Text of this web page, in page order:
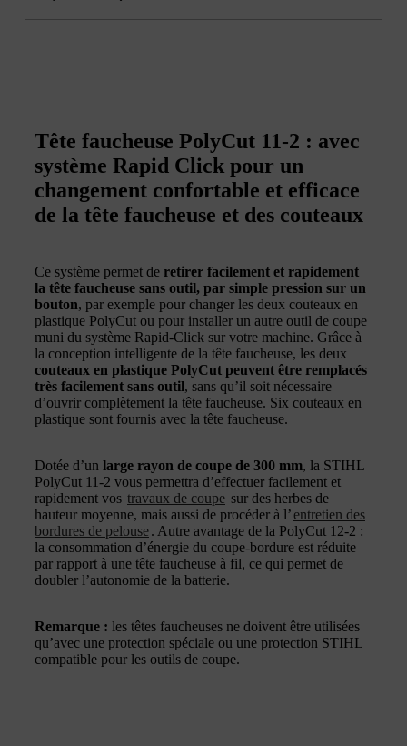
Tête faucheuse PolyCut 11-2 : avec
système Rapid Click pour un
changement confortable et efficace
de la tête faucheuse et des couteaux
Ce système permet de retirer facilement et rapidement
la tête faucheuse sans outil, par simple pression sur un
bouton, par exemple pour changer les deux couteaux en
plastique PolyCut ou pour installer un autre outil de coupe
muni du système Rapid-Click sur votre machine. Grâce à
la conception intelligente de la tête faucheuse, les deux
couteaux en plastique PolyCut peuvent être remplacés
très facilement sans outil, sans qu’il soit nécessaire
d’ouvrir complètement la tête faucheuse. Six couteaux en
plastique sont fournis avec la tête faucheuse.
Dotée d’un large rayon de coupe de 300 mm, la STIHL
PolyCut 11-2 vous permettra d’effectuer facilement et
rapidement vos travaux de coupe sur des herbes de
hauteur moyenne, mais aussi de procéder à l’ entretien des
bordures de pelouse. Autre avantage de la PolyCut 12-2 :
la consommation d’énergie du coupe-bordure est réduite
par rapport à une tête faucheuse à fil, ce qui permet de
doubler l’autonomie de la batterie.
Remarque : les têtes faucheuses ne doivent être utilisées
qu’avec une protection spéciale ou une protection STIHL
compatible pour les outils de coupe.